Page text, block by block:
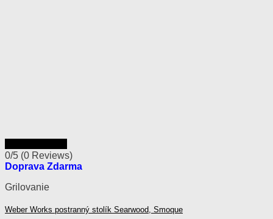
0/5 (0 Reviews)
Doprava Zdarma
Grilovanie
Weber Works postranný stolík Searwood, Smoque